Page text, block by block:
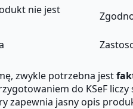
nie jest
zwykle potrzebna jest
do KSeF liczy
zapewnia jasny opis